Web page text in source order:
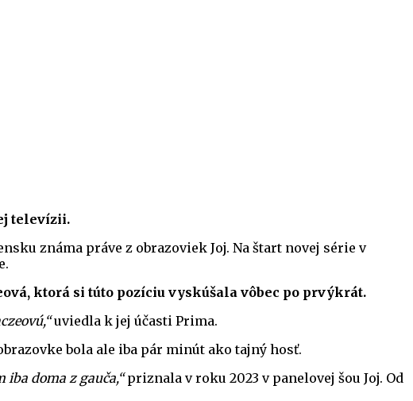
televízii.
známa práve z obrazoviek Joj. Na štart novej série v
ktorá si túto pozíciu vyskúšala vôbec po prvýkrát.
uviedla k jej účasti Prima.
bola ale iba pár minút ako tajný hosť.
iba doma z gauča,“priznala v roku 2023 v panelovej šou Joj. Od